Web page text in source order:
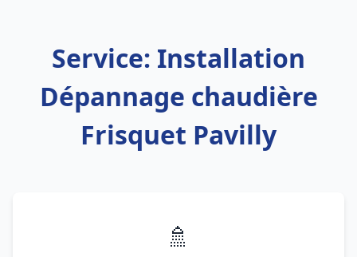
Service: Installation
Dépannage chaudière
Frisquet Pavilly
🚿